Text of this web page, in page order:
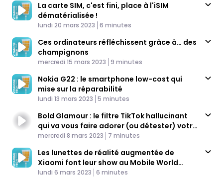
La carte SIM, c'est fini, place à l'iSIM
dématérialisée !
Published At
lundi 20 mars 2023 Time
6 minutes
Ces ordinateurs réfléchissent grâce à… des
champignons
Published At
mercredi 15 mars 2023 Time
9 minutes
Nokia G22 : le smartphone low-cost qui
mise sur la réparabilité
Published At
lundi 13 mars 2023 Time
5 minutes
Bold Glamour : le filtre TikTok hallucinant
qui va vous faire adorer (ou détester) votre
tête
Published At
mercredi 8 mars 2023 Time
7 minutes
Les lunettes de réalité augmentée de
Xiaomi font leur show au Mobile World
Congress
Published At
lundi 6 mars 2023 Time
6 minutes